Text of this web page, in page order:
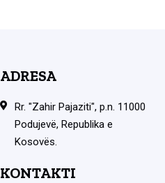
ADRESA
Rr. "Zahir Pajaziti", p.n. 11000
Podujevë, Republika e
Kosovës.
KONTAKTI